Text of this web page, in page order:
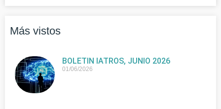
Más vistos
BOLETIN IATROS, JUNIO 2026
01/06/2026